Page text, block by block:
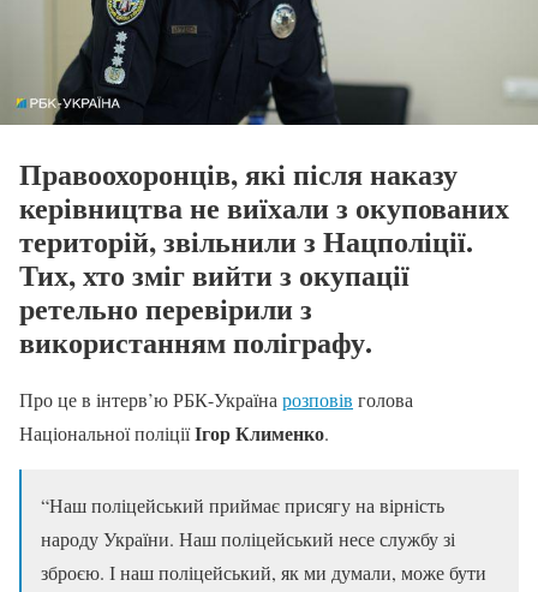
Правоохоронців, які після наказу
керівництва не виїхали з окупованих
територій, звільнили з Нацполіції.
Тих, хто зміг вийти з окупації
ретельно перевірили з
використанням поліграфу.
Про це в інтерв’ю РБК-Українарозповів голова
Національної поліціїІгор Клименко.
“Наш поліцейський приймає присягу на вірність
народу України. Наш поліцейський несе службу зі
зброєю. І наш поліцейський, як ми думали, може бути